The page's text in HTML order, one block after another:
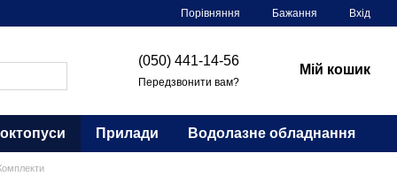
Порівняння Бажання Вхід
(050) 441-14-56
Передзвонити вам?
Мій кошик
Прилади Водолазне обладнання